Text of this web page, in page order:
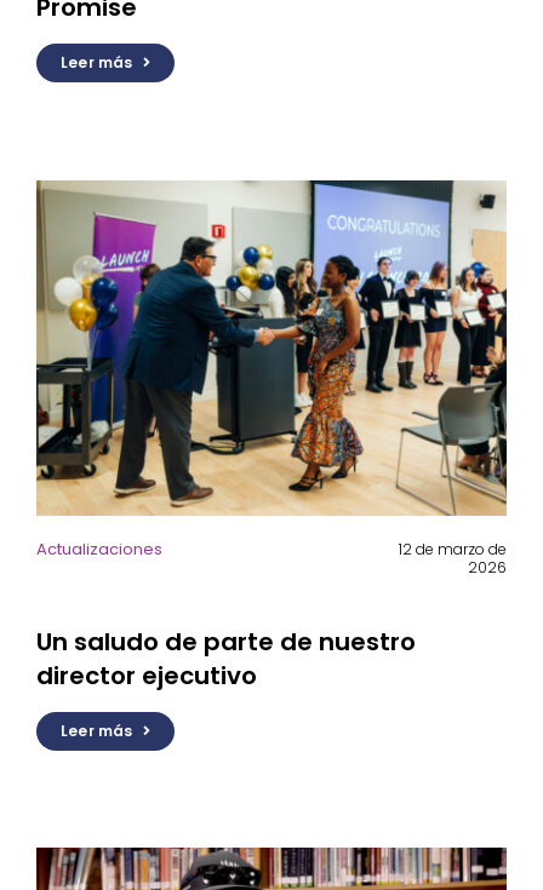
Promise
Leer más
Actualizaciones
12 de marzo de
2026
Un saludo de parte de nuestro
director ejecutivo
Leer más